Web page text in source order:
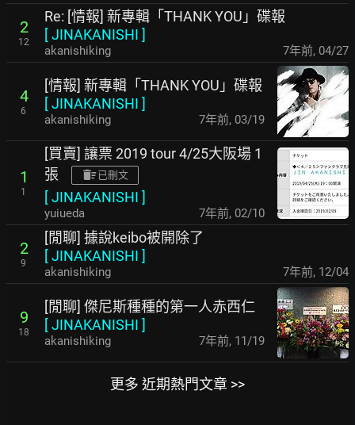
2
12
Re: [情報] 新專輯「THANK YOU」碟報
[JINAKANISHI ]
akanishiking 7年前, 04/27
4
6
[情報] 新專輯「THANK YOU」碟報
[JINAKANISHI ]
akanishiking 7年前, 03/19
1
1
[買賣] 讓票 2019 tour 4/25大阪場 1
張
已刪文
[JINAKANISHI ]
yuiueda 7年前, 02/10
2
9
[閒聊] 據說keibo被開除了
[JINAKANISHI ]
akanishiking 7年前, 12/04
9
18
[閒聊] 傑尼斯種種的第一人赤西仁
[JINAKANISHI ]
akanishiking 7年前, 11/19
更多 近期熱門文章 >>